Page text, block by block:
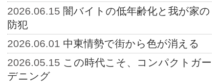
2026.06.15 闇バイトの低年齢化と我が家の
防犯
2026.06.01 中東情勢で街から色が消える
2026.05.15 この時代こそ、コンパクトガー
デニング